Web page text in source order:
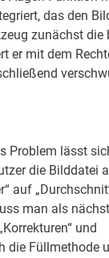
das den
zunächst die
er mit dem
Problem lässt
die Bilddatei
auf
man als
und
die Füllmethode